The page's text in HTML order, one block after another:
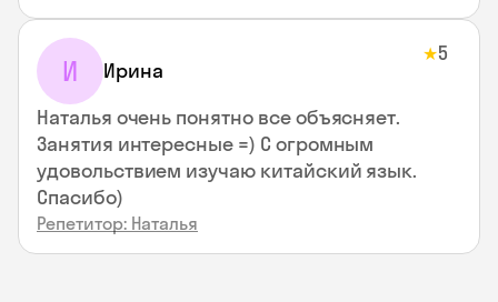
И Ирина
★5
Наталья очень понятно все объясняет.
Занятия интересные =) С огромным
удовольствием изучаю китайский язык.
Спасибо)
Репетитор: Наталья